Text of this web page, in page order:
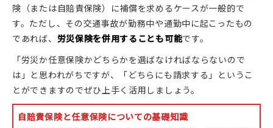
険（または自賠責保険）に補償を求めるケースが一般的で
す。ただし、その交通事故が勤務中や通勤中に起こったもの
であれば、 労災保険を併用することも可能です。
「労災か任意保険かどちらかを選ばなければならないので
は」と思われがちですが、「どちらにも請求する」というこ
とができますのでぜひ上手く活用しましょう。
自賠責保険と任意保険についての基礎知識